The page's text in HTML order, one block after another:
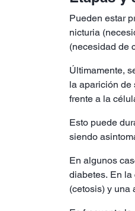
Pueden estar
nicturia
(necesidad de
Últimamente,
la aparición de
frente a la
Esto puede
siendo
En algunos
diabetes. En
(cetosis) y una